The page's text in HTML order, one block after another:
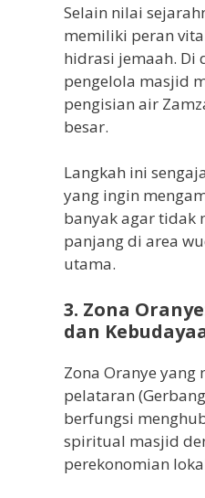
Selain nilai
memiliki peran
hidrasi jemaah. Di
pengelola masjid
pengisian air
besar.
Langkah ini
yang ingin
banyak agar tidak
panjang di area
utama.
3. Zona
dan
Zona Oranye
pelataran
berfungsi
spiritual masjid
perekonomian